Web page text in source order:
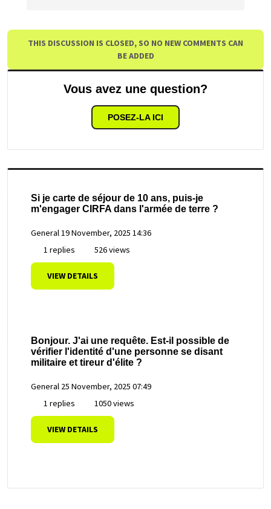
THIS DISCUSSION IS CLOSED, SO NO NEW COMMENTS CAN
BE ADDED
Vous avez une question?
POSEZ-LA ICI
Si je carte de séjour de 10 ans, puis-je
m'engager CIRFA dans l'armée de terre ?
General19 November, 2025 14:36
1 replies
526 views
VIEW DETAILS
Bonjour. J'ai une requête. Est-il possible de
vérifier l'identité d'une personne se disant
militaire et tireur d'élite ?
General 25 November, 2025 07:49
1 replies
1050 views
VIEW DETAILS